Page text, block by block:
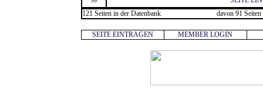
121 Seiten in der Datenbank
davon 91
SEITE EINTRAGEN MEMBER LOGIN